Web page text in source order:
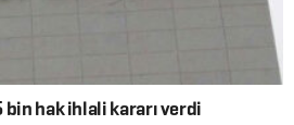
bin hak ihlali kararı verdi